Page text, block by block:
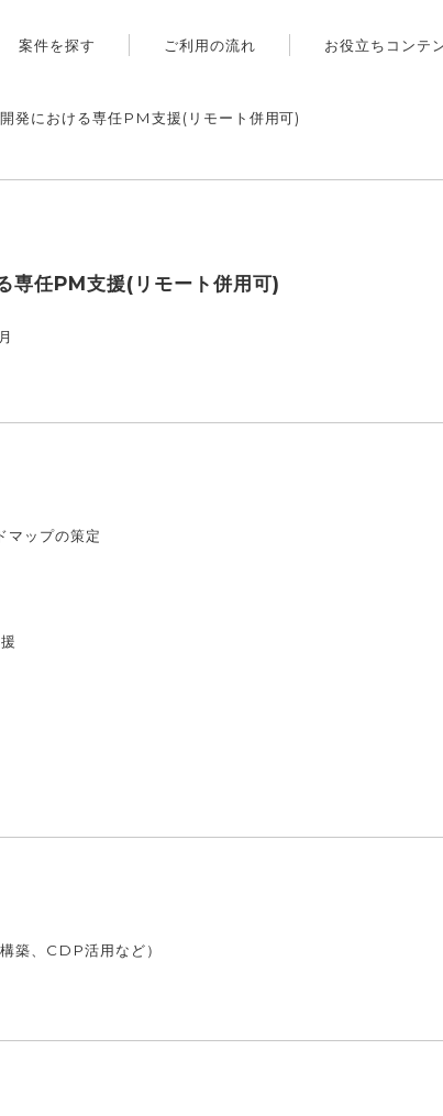
案件を探す ご利用の流れ お役立ちコンテ
発における専任PM支援(リモート併用可)
専任PM支援(リモート併用可)
マップの策定
築、CDP活用など）